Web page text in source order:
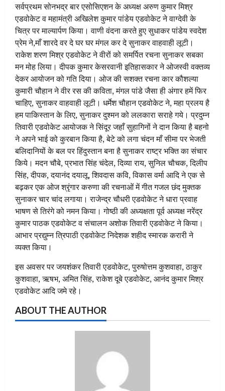
सर्वप्रथम सोनभद्र बार एसोसिएशन के अध्यक्ष अरुण कुमार मिश्र
एडवोकेट व महामंत्री अखिलेश कुमार पांडेय एडवोकेट ने वाग्देवी के
चित्र पर माल्यार्पण किया। वाणी वंदना करते हुए सुधाकर पांडेय स्वदेश
प्रेम ने,माँ शारदे वर दे घर घर मंगल कर दे सुनाकर वाहवाही लूटी।
राकेश शरण मिश्र एडवोकेट ने वीरों को समर्पित रचना सुनाकर सबका
मन मोह लिया। दीपक कुमार केसरवानी इतिहासकार ने ओजस्वी वक्तव्य
देकर आयोजन को गति दिया। ओज की सशक्त रचना कार कौशल्या
कुमारी चौहान ने वीर रस की कविता, मंगल पांडे जैसा ही अंगार हमें फिर
चाहिए, सुनाकर वाहवाही लूटी। धर्मेश चौहान एडवोकेट ने, महा प्रलय है
हम पाकिस्तान के लिए, सुनाकर दुश्मन को ललकारा सराहे गये। प्रदुम्न
तिवारी एडवोकेट आयोजक ने सिंदूर जहाँ सुहागिनों ने दान किया है बहनो
ने अपने भाई को कुरबान किया है, बेटे को लगा चंदन माँ सीमा पर भेजती
बलिदानियों के बल पर हिंदुस्तान बना है सुनाकर राष्ट्र भक्ति का संचार
किये। मदन चौबे, प्रभात सिंह चंदेल, दिव्या राय, सुनिल चौचक, दिलीप
सिंह, दीपक, दयानंद दयालू, शिवदास कवि, विकास वर्मा आदि ने एक से
बढ़कर एक ओज श्रृंगार करुणा की रचनाओं में गीत गजल छंद मुक्तक
सुनाकर चार चांद लगाया। राजेन्द्र चौधरी एडवोकेट ने धारा प्रवाह
भाषण से तिरंगे को नमन किया। गोष्ठी की अध्यक्षता पूर्व अध्यक्ष नरेंद्र
कुमार पाठक एडवोकेट व संचालन अशोक तिवारी एडवोकेट ने किया।
आभार प्रद्युम्न त्रिपाठी एडवोकेट निदेशक शहीद स्मारक करारी ने
व्यक्त किया।
इस अवसर पर जयशंकर तिवारी एडवोकेट, पुरुषोत्तम कुशवाहा, ठाकुर
कुशवाहा, ऋषभ, अमित सिंह, राकेश दूबे एडवोकेट, आनंद कुमार मिश्र
एडवोकेट आदि जमे रहे।
ABOUT THE AUTHOR